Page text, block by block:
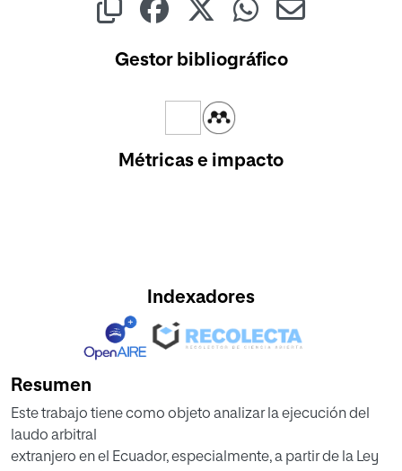
Gestor bibliográfico
Métricas e impacto
Indexadores
Resumen
Este trabajo tiene como objeto analizar la ejecución del
laudo arbitral
extranjero en el Ecuador, especialmente, a partir de la Ley